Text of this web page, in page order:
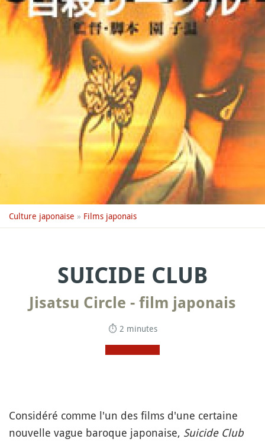
Culture japonaise » Films japonais
SUICIDE CLUB
Jisatsu Circle - film japonais
⏱ 2 minutes
Considéré comme l'un des films d'une certaine
nouvelle vague baroque japonaise, Suicide Club